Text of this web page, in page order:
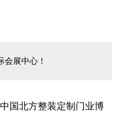
展中心！
国北方整装定制门业博